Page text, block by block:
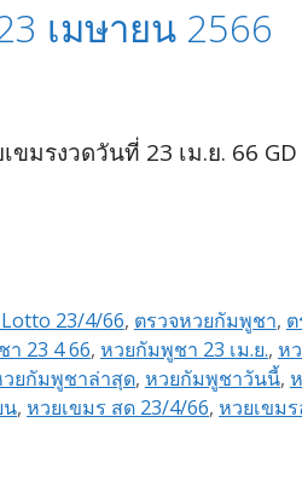
เมษายน 2566
ขมรงวดวันที่ 23 เม.ย. 66
23/4/66, ตรวจหวยกัมพูชา,
23 4 66, หวยกัมพูชา 23 เม.ย., ห
ยกัมพูชาล่าสุด, หวยกัมพูชาวันนี้,
น, หวยเขมร สด 23/4/66, หวยเขม